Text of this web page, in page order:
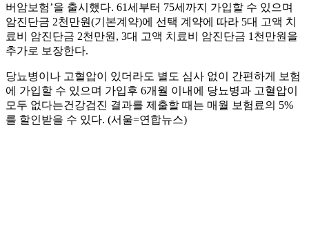
버암보험’을 출시했다. 61세부터 75세까지 가입할 수 있으며
암진단금 2천만원(기본계약)에 선택 계약에 따라 5대 고액 치
료비 암진단금 2천만원, 3대 고액 치료비 암진단금 1천만원을
추가로 보장한다.
당뇨병이나 고혈압이 있더라도 별도 심사 없이 간편하게 보험
에 가입할 수 있으며 가입후 6개월 이내에 당뇨병과 고혈압이
모두 없다는건강검진 결과를 제출할 때는 매월 보험료의 5%
를 할인받을 수 있다. (서울=연합뉴스)